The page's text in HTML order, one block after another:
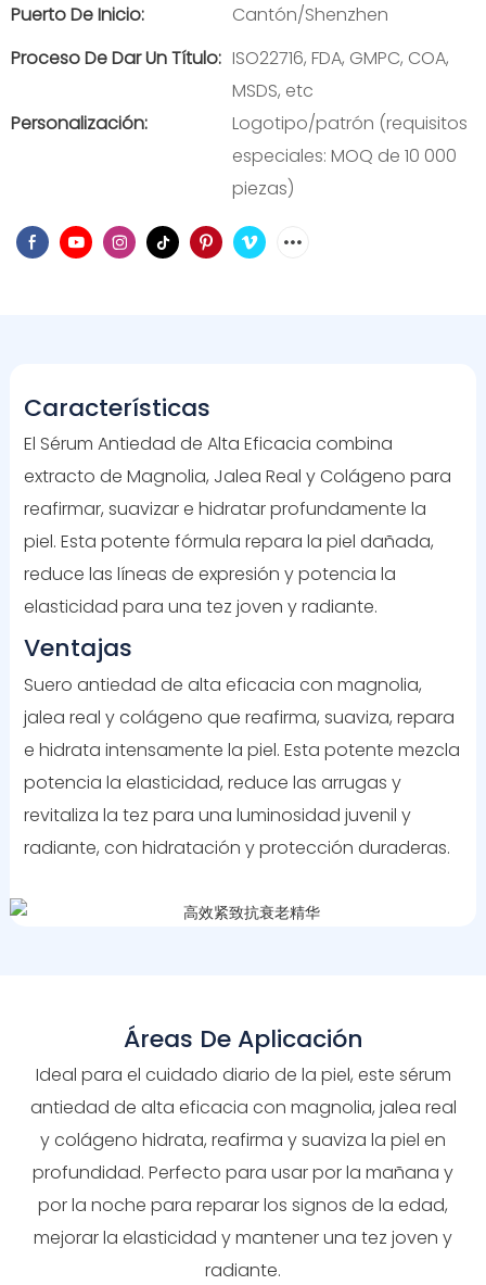
Puerto De Inicio:
Cantón/Shenzhen
Proceso De Dar Un Título: ISO22716, FDA, GMPC, COA,
MSDS, etc
Personalización:
Logotipo/patrón (requisitos
especiales: MOQ de 10 000
piezas)
Características
El Sérum Antiedad de Alta Eficacia combina
extracto de Magnolia, Jalea Real y Colágeno para
reafirmar, suavizar e hidratar profundamente la
piel. Esta potente fórmula repara la piel dañada,
reduce las líneas de expresión y potencia la
elasticidad para una tez joven y radiante.
Ventajas
Suero antiedad de alta eficacia con magnolia,
jalea real y colágeno que reafirma, suaviza, repara
e hidrata intensamente la piel. Esta potente mezcla
potencia la elasticidad, reduce las arrugas y
revitaliza la tez para una luminosidad juvenil y
radiante, con hidratación y protección duraderas.
Áreas De Aplicación
Ideal para el cuidado diario de la piel, este sérum
antiedad de alta eficacia con magnolia, jalea real
y colágeno hidrata, reafirma y suaviza la piel en
profundidad. Perfecto para usar por la mañana y
por la noche para reparar los signos de la edad,
mejorar la elasticidad y mantener una tez joven y
radiante.